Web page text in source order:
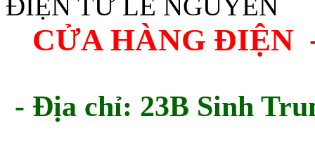
CỬA HÀNG ĐIỆN
- Địa chỉ: 23B Sinh